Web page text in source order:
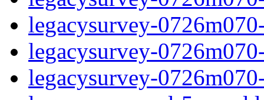
legacysurvey-
legacysurvey-
legacysurvey-